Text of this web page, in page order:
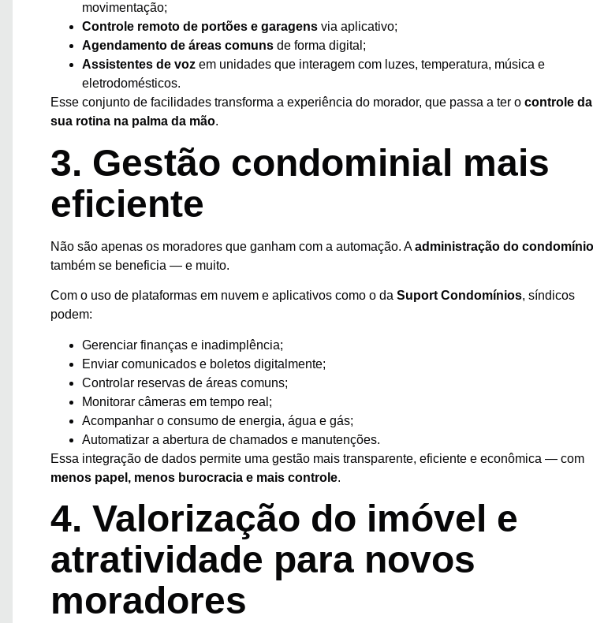
movimentação;
Controle remoto de portões e garagens via aplicativo;
Agendamento de áreas comuns de forma digital;
Assistentes de voz em unidades que interagem com luzes, temperatura, música e
eletrodomésticos.
Esse conjunto de facilidades transforma a experiência do morador, que passa a ter o controle da
sua rotina na palma da mão.
3. Gestão condominial mais
eficiente
Não são apenas os moradores que ganham com a automação. Aadministração do condomínio
também se beneficia — e muito.
Com o uso de plataformas em nuvem e aplicativos como o da Suport Condomínios, síndicos
podem:
Gerenciar finanças e inadimplência;
Enviar comunicados e boletos digitalmente;
Controlar reservas de áreas comuns;
Monitorar câmeras em tempo real;
Acompanhar o consumo de energia, água e gás;
Automatizar a abertura de chamados e manutenções.
Essa integração de dados permite uma gestão mais transparente, eficiente e econômica — com
menos papel, menos burocracia e mais controle.
4. Valorização do imóvel e
atratividade para novos
moradores